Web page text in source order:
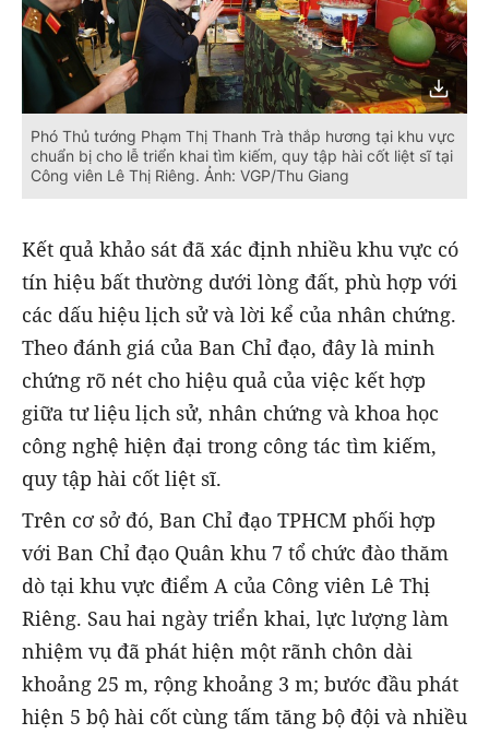
Phó Thủ tướng Phạm Thị Thanh Trà thắp hương tại khu vực
chuẩn bị cho lễ triển khai tìm kiếm, quy tập hài cốt liệt sĩ tại
Công viên Lê Thị Riêng. Ảnh: VGP/Thu Giang
Kết quả khảo sát đã xác định nhiều khu vực có
tín hiệu bất thường dưới lòng đất, phù hợp với
các dấu hiệu lịch sử và lời kể của nhân chứng.
Theo đánh giá của Ban Chỉ đạo, đây là minh
chứng rõ nét cho hiệu quả của việc kết hợp
giữa tư liệu lịch sử, nhân chứng và khoa học
công nghệ hiện đại trong công tác tìm kiếm,
quy tập hài cốt liệt sĩ.
Trên cơ sở đó, Ban Chỉ đạo TPHCM phối hợp
với Ban Chỉ đạo Quân khu 7 tổ chức đào thăm
dò tại khu vực điểm A của Công viên Lê Thị
Riêng. Sau hai ngày triển khai, lực lượng làm
nhiệm vụ đã phát hiện một rãnh chôn dài
khoảng 25 m, rộng khoảng 3 m; bước đầu phát
hiện 5 bộ hài cốt cùng tấm tăng bộ đội và nhiều